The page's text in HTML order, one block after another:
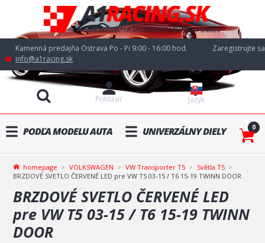
Kamenná predajňa Ostrava Po - Pi 9:00 - 16:00 hod.
info@a1racing.sk
Jazyk
Prihlásiť
Zaregistrujte sa
PODĽA MODELU AUTA UNIVERZÁLNY DIELY 0
homepage VOLKSWAGEN VW Transporter T5
Světla T5
BRZDOVÉ SVETLO ČERVENÉ LED pre VW T5 03-15 / T6 15-19 TWINN DOOR
BRZDOVÉ SVETLO ČERVENÉ LED
pre VW T5 03-15 / T6 15-19 TWINN
DOOR